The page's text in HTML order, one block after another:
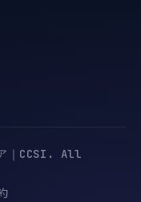
ア｜CCSI. All